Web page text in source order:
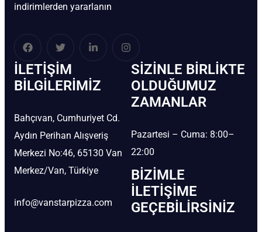
indirimlerden yararlanın
İLETIŞIM
BİLGILERIMIZ
Bahçıvan, Cumhuriyet Cd.
Aydın Perihan Alışveriş
Merkezi No:46, 65130 Van
Merkez/Van, Türkiye
info@vanstarpizza.com
SIZINLE BIRLIKTE
OLDUĞUMUZ
ZAMANLAR
Pazartesi – Cuma: 8:00–
22:00
BIZIMLE
İLETIŞIME
GEÇEBILIRSINIZ